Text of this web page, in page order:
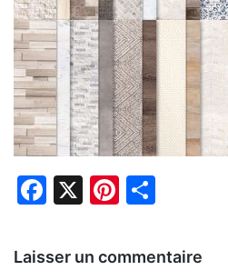
Facebook
X Pinterest
Laisser un commentaire